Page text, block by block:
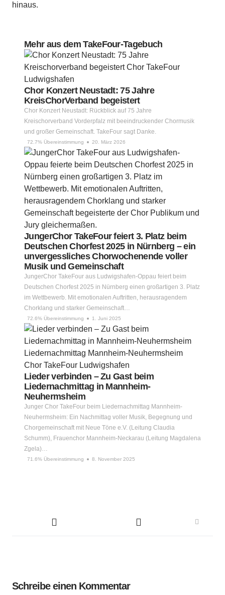
hinaus.
Mehr aus dem TakeFour-Tagebuch
Chor Konzert Neustadt: 75 Jahre
KreisChorVerband begeistert
Chor Konzert Neustadt: Rückblick auf 75 Jahre
Kreischorverband Vorderpfalz mit beeindruckender Chormusik
und großer Gemeinschaft. TakeFour sagt Danke.
72.7% Übereinstimmung 20. März 2026
JungerChor TakeFour feiert 3. Platz beim
Deutschen Chorfest 2025 in Nürnberg – ein
unvergessliches Chorwochenende voller
Musik und Gemeinschaft
JungerChor TakeFour aus Ludwigshafen-Oppau feiert beim
Deutschen Chorfest 2025 in Nürnberg einen großartigen 3. Platz
im Wettbewerb. Mit emotionalen Auftritten, herausragendem
Chorklang und starker Gemeinschaft…
72.6% Übereinstimmung 1. Juni 2025
Lieder verbinden – Zu Gast beim
Liedernachmittag in Mannheim-
Neuhermsheim
Junger Chor TakeFour beim Liedernachmittag Mannheim-
Neuhermsheim: Ein Nachmittag voller Musik, Begegnung und
Chorgemeinschaft mit Neue Töne e.V. (Leitung Claudia
Schumm), Frauenchor Mannheim-Neckarau (Leitung Magdalena
Zgela)…
71.6% Übereinstimmung 8. November 2025
Schreibe einen Kommentar